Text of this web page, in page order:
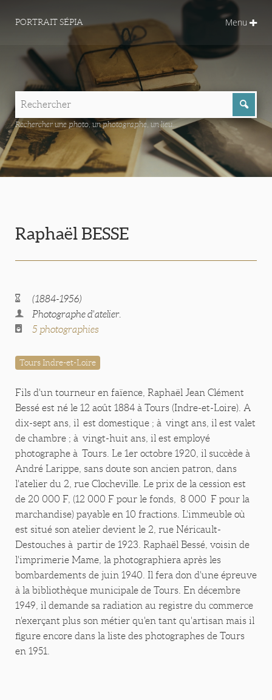
PORTRAIT SÉPIA Menu
Rechercher une photo, un photographe, un lieu...
Raphaël BESSE
(1884-1956)
Photographe d'atelier.
5 photographies
Tours Indre-et-Loire
Fils d'un tourneur en faïence, Raphaël Jean Clément
Bessé est né le 12 août 1884 à Tours (Indre-et-Loire). A
dix-sept ans, il est domestique ; à vingt ans, il est valet
de chambre ; à vingt-huit ans, il est employé
photographe à Tours. Le 1er octobre 1920, il succède à
André Larippe, sans doute son ancien patron, dans
l'atelier du 2, rue Clocheville. Le prix de la cession est
de 20 000 F, (12 000 F pour le fonds, 8 000 F pour la
marchandise) payable en 10 fractions. L'immeuble où
est situé son atelier devient le 2, rue Néricault-
Destouches à partir de 1923. Raphaël Bessé, voisin de
l'imprimerie Mame, la photographiera après les
bombardements de juin 1940. Il fera don d'une épreuve
à la bibliothèque municipale de Tours. En décembre
1949, il demande sa radiation au registre du commerce
n'exerçant plus son métier qu'en tant qu'artisan mais il
figure encore dans la liste des photographes de Tours
en 1951.